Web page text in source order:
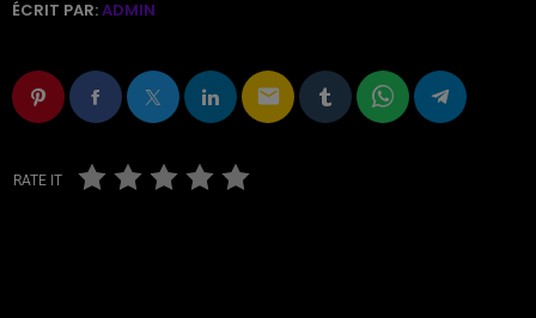
ÉCRIT PAR:ADMIN
email
RATE IT